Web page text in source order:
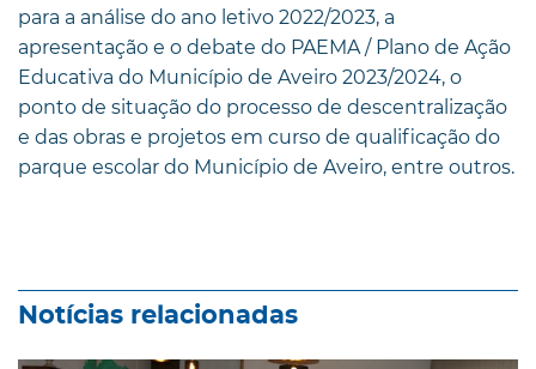
para a análise do ano letivo 2022/2023, a
apresentação e o debate do PAEMA / Plano de Ação
Educativa do Município de Aveiro 2023/2024, o
ponto de situação do processo de descentralização
e das obras e projetos em curso de qualificação do
parque escolar do Município de Aveiro, entre outros.
Notícias relacionadas